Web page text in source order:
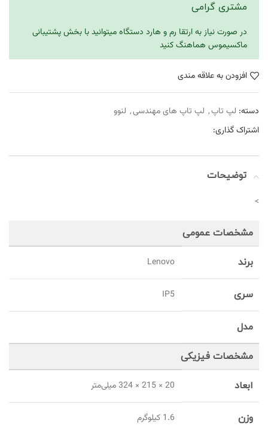
مشتری گرامی
در صورت نیاز به ارتقا رم و هارد دستگاه میتوانید با بخش پشتیبانی
ماکسیموس هماهنگ کنید
افزودن به علاقه مندی
دسته: لپ تاپ, لپ تاپ های مهندسی, لنوو
اشتراک گذاری:
توضیحات
>
مشخصات عمومی
برند Lenovo
سری IP5
مدل
مشخصات فیزیکی
ابعاد 20 × 215 × 324 میلی‌متر
وزن 1.6 کیلوگرم